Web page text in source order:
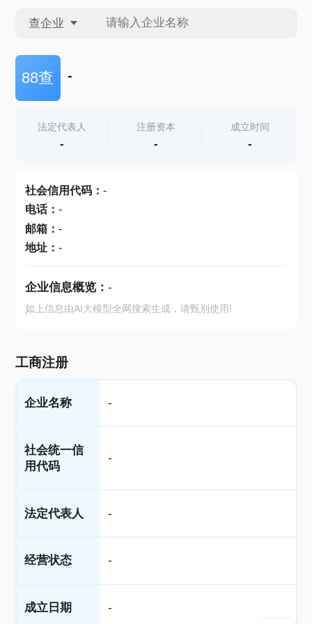
查企业
查企业
查产地
88查 -
法定代表人
-
注册资本
-
成立时间
-
社会信用代码： -
电话： -
邮箱： -
地址： -
企业信息概览： -
如上信息由AI大模型全网搜索生成，请甄别使用!
工商注册
企业名称 -
社会统一信
用代码
-
法定代表人 -
经营状态 -
成立日期 -